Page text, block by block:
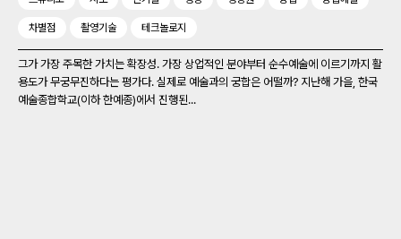
차별점 촬영기술 테크놀로지
그가 가장 주목한 가치는 확장성. 가장 상업적인 분야부터 순수예술에 이르기까지 활
용도가 무궁무진하다는 평가다. 실제로 예술과의 궁합은 어떨까? 지난해 가을, 한국
예술종합학교(이하 한예종)에서 진행된...